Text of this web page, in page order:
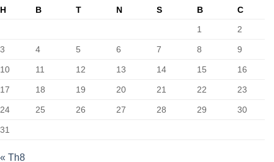
H B T N S B
C
1
2
3 4 5 6 7 8 9
10 11 12 13 14 15 16
17 18 19 20 21 22 23
24 25 26 27 28 29 30
31
« Th8